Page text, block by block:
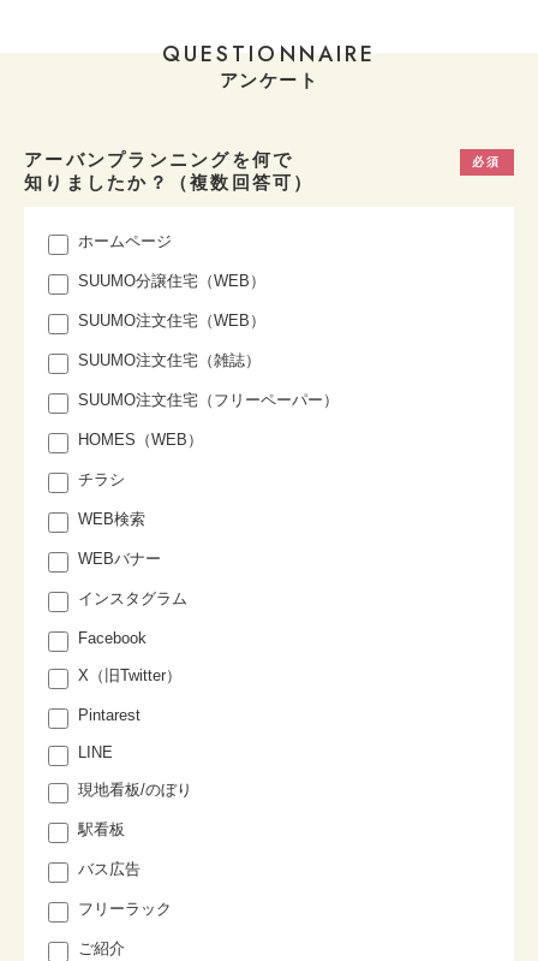
QUESTIONNAIRE
アンケート
アーバンプランニングを何で
知りましたか？（複数回答可）
ホームページ
SUUMO分譲住宅（WEB）
SUUMO注文住宅（WEB）
SUUMO注文住宅（雑誌）
SUUMO注文住宅（フリーペーパー）
HOMES（WEB）
チラシ
WEB検索
WEBバナー
インスタグラム
Facebook
X（旧Twitter）
Pintarest
LINE
現地看板/のぼり
駅看板
バス広告
フリーラック
ご紹介